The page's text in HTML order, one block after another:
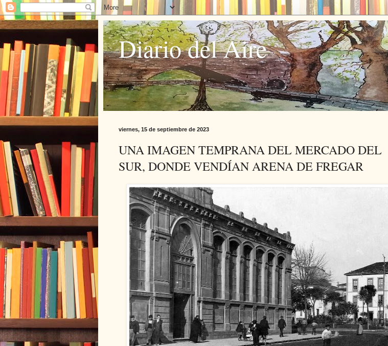
Diario del Aire
viernes, 15 de septiembre de 2023
UNA IMAGEN TEMPRANA DEL MERCADO DEL
SUR, DONDE VENDÍAN ARENA DE FREGAR